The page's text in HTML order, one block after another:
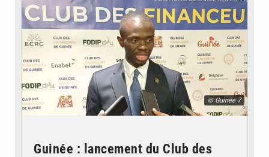
© Guinée 7
Guinée : lancement du Club des